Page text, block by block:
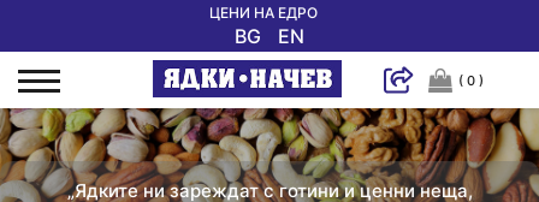
ЦЕНИ НА ЕДРО
BG EN
( 0 )
„Ядките ни зареждат с готини и ценни неща,